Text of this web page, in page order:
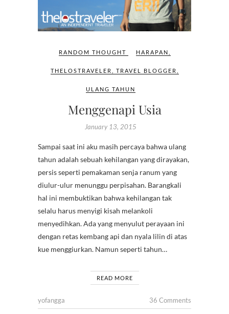
RANDOM THOUGHT HARAPAN
THELOSTRAVELER TRAVEL BLOGGER
ULANG TAHUN
Menggenapi Usia
January 13, 2015
Sampai saat ini aku masih percaya bahwa ulang
tahun adalah sebuah kehilangan yang dirayakan,
persis seperti pemakaman senja ranum yang
diulur-ulur menunggu perpisahan. Barangkali
hal ini membuktikan bahwa kehilangan tak
selalu harus menyigi kisah melankoli
menyedihkan. Ada yang menyulut perayaan ini
dengan retas kembang api dan nyala lilin di atas
kue menggiurkan. Namun seperti tahun…
READ MORE
yofangga 36 Comments